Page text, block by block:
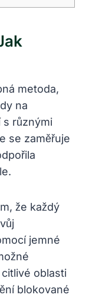
metoda,
na
s různými
se zaměřuje
že každý
jemné
oblasti
blokované